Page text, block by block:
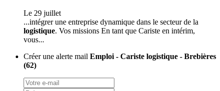
Le 29 juillet
...intégrer une entreprise dynamique dans le secteur de la
logistique. Vos missions En tant que Cariste en intérim,
vous...
Créer une alerte mail Emploi - Cariste logistique - Brebières
(62)